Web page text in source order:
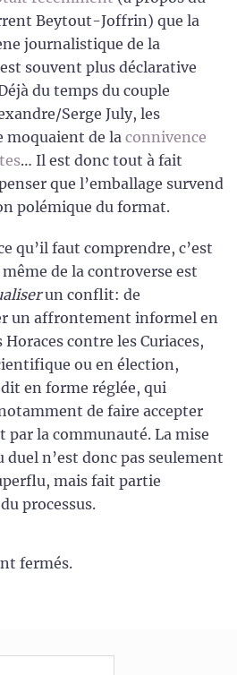
Beytout-Joffrin) que la
journalistique de la
souvent plus déclarative
du temps du couple
Serge July, les
moquaient de la connivence
… Il est donc tout à fait
que l’emballage survend
polémique du format.
qu’il faut comprendre, c’est
même de la controverse est
un conflit: de
un affrontement informel en
Horaces contre les Curiaces,
ou en élection,
en forme réglée, qui
de faire accepter
par la communauté. La mise
duel n’est donc pas seulement
mais fait partie
processus.
fermés.